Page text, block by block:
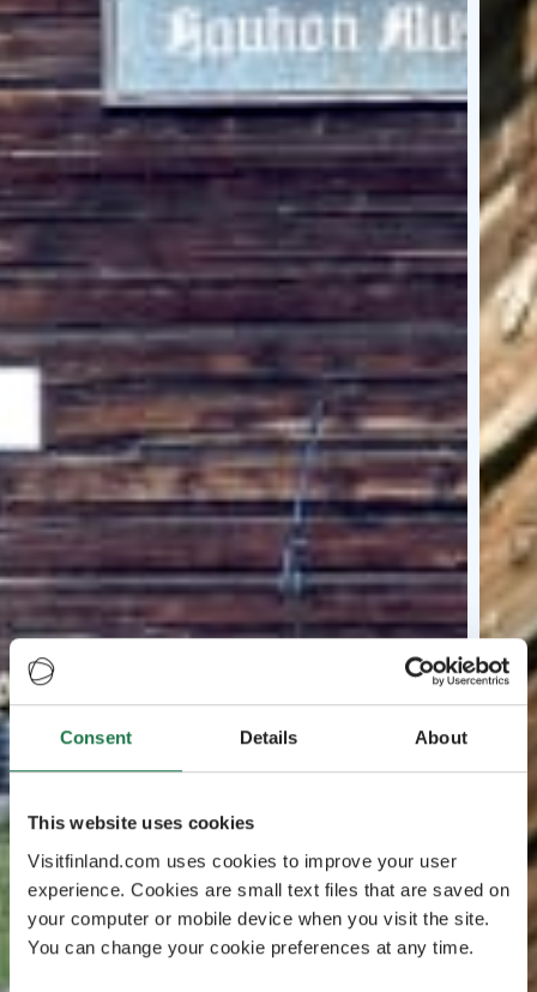
Consent Details About
This website uses cookies
Visitfinland.com uses cookies to improve your user
experience. Cookies are small text files that are saved on
your computer or mobile device when you visit the site.
You can change your cookie preferences at any time.